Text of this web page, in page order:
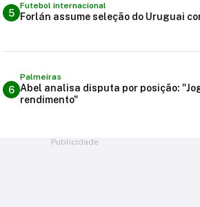
5
Futebol internacional
Forlán assume seleção do Uruguai
6
Palmeiras
Abel analisa disputa por posição:
rendimento"
Publicidade